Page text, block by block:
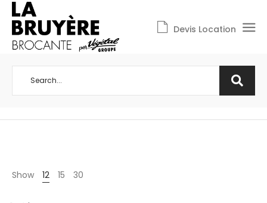
Devis Location
Show 12 15 30